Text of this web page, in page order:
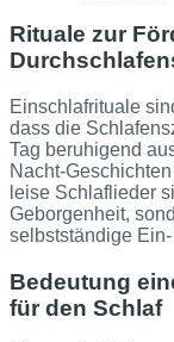
Rituale zur
Einschlafrituale
dass die
Tag beruhigend
Nacht-
leise Schlaflieder
Geborgenheit,
selbstständige
Bedeutung
für den Schlaf